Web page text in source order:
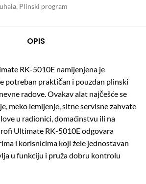
, Plinski program
OPIS
RK-5010E namijenjena je
potreban praktičan i pouzdan plinski
radove. Ovakav alat najčešće se
meko lemljenje, sitne servisne zahvate
u radionici, domaćinstvu ili na
Ultimate RK-5010E odgovara
i korisnicima koji žele jednostavan
u funkciju i pruža dobru kontrolu